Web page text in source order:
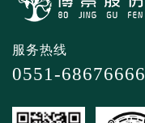
服务热线
0551-68676666